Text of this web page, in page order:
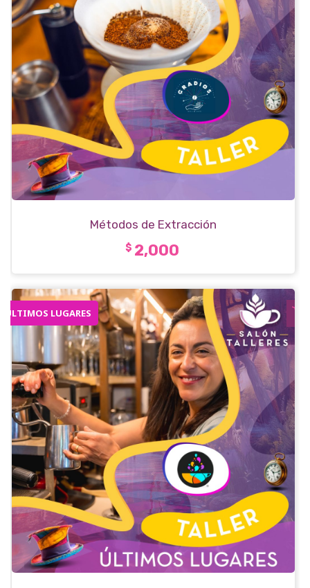
Métodos de Extracción
$ 2,000
ÚLTIMOS LUGARES